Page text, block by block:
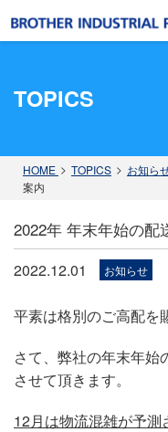
TOPICS
HOME TOPICS お知ら
案内
2022年 年末年始の配
2022.12.01 お知らせ
平素は格別のご高配を
さて、弊社の年末年始
させて頂きます。
12月は物流混雑が予